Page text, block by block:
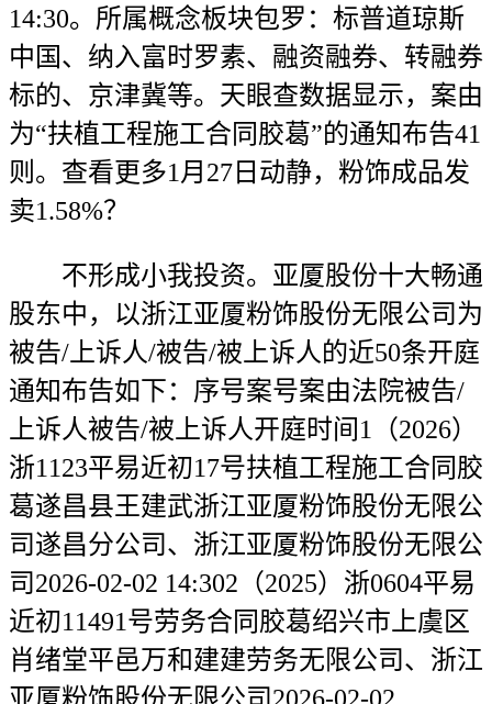
14:30。所属概念板块包罗：标普道琼斯
中国、纳入富时罗素、融资融券、转融券
标的、京津冀等。天眼查数据显示，案由
为“扶植工程施工合同胶葛”的通知布告41
则。查看更多1月27日动静，粉饰成品发
卖1.58%？
不形成小我投资。亚厦股份十大畅通
股东中，以浙江亚厦粉饰股份无限公司为
被告/上诉人/被告/被上诉人的近50条开庭
通知布告如下：序号案号案由法院被告/
上诉⼈被告/被上诉人开庭时间1（2026）
浙1123平易近初17号扶植工程施工合同胶
葛遂昌县王建武浙江亚厦粉饰股份无限公
司遂昌分公司、浙江亚厦粉饰股份无限公
司2026-02-02 14:302（2025）浙0604平易
近初11491号劳务合同胶葛绍兴市上虞区
肖绪堂平邑万和建建劳务无限公司、浙江